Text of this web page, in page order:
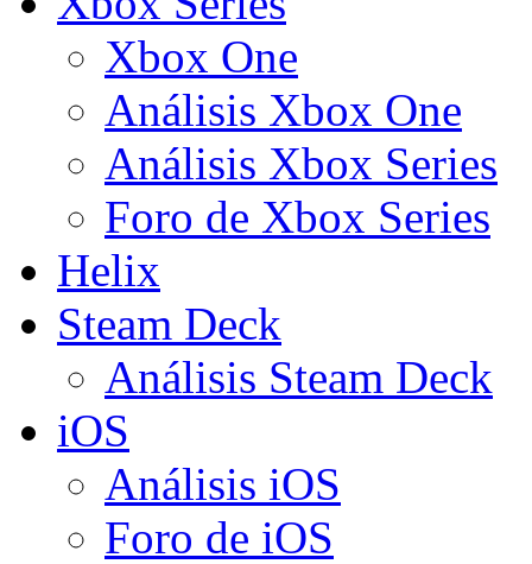
Xbox One
Análisis Xbox One
Análisis Xbox Series
Foro de Xbox Series
Helix
Steam Deck
Análisis Steam Deck
iOS
Análisis iOS
Foro de iOS